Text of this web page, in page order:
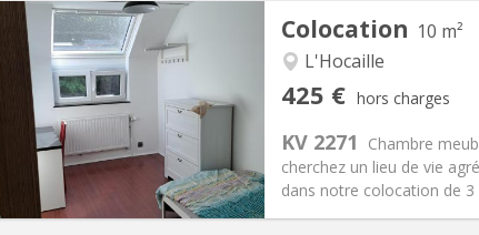
Colocation 10 m²
L'Hocaille
425 € hors charges
KV 2271
Chambre
cherchez un lieu de vie
dans notre colocation de 3
Infos Pratiques
425 €
Charges:150 €
Durée: 12 mois, 11 mois, 10 mois
Domiciliation:Non
Aménagement
Salle de bain:
Superficie:10 m2